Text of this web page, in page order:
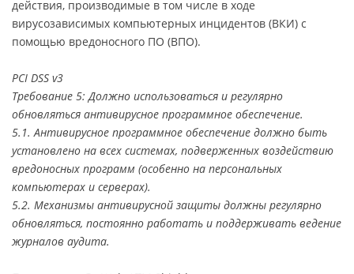
действия, производимые в том числе в ходе
вирусозависимых компьютерных инцидентов (ВКИ) с
помощью вредоносного ПО (ВПО).
PCI DSS v3
Требование 5: Должно использоваться и регулярно
обновляться антивирусное программное обеспечение.
5.1. Антивирусное программное обеспечение должно быть
установлено на всех системах, подверженных воздействию
вредоносных программ (особенно на персональных
компьютерах и серверах).
5.2. Механизмы антивирусной защиты должны регулярно
обновляться, постоянно работать и поддерживать ведение
журналов аудита.